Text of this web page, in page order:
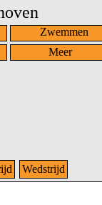
Zwemmen
Wedstrijd